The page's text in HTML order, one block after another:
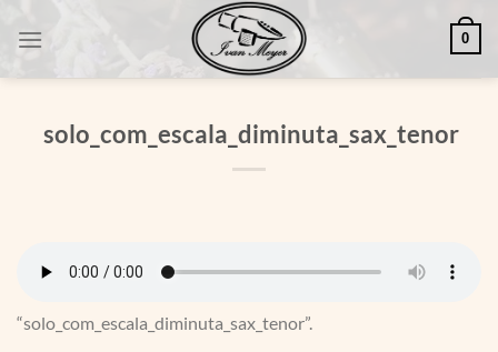
0
solo_com_escala_diminuta_sax_tenor
“solo_com_escala_diminuta_sax_tenor”.